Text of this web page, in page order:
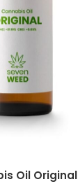
Oil Original